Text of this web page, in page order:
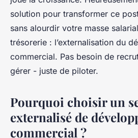
solution pour transformer ce
sans alourdir votre masse
trésorerie : l’externalisation du
commercial. Pas besoin de
gérer - juste de piloter.
Pourquoi choisir un
externalisé de
commercial ?